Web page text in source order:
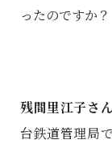
ったのですか
残間里江子さん
台鉄道管理局